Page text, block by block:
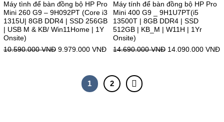
Máy tình để bàn đồng bộ HP Pro
Mini 260 G9 – 9H092PT (Core i3
1315U| 8GB DDR4 | SSD 256GB
| USB M & KB/ Win11Home | 1Y
Onsite)
10.590.000VNĐ 9.979.000 VNĐ
Máy tính để bàn đồng bộ HP Pro
Mini 400 G9 _ 9H1U7PT(i5
13500T | 8GB DDR4 | SSD
512GB | KB_M | W11H | 1Yr
Onsite)
14.690.000VNĐ 14.090.000 VNĐ
1 2